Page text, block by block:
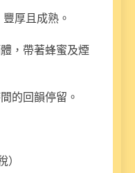
厚且成熟。
，帶著蜂蜜及煙
的回韻停留。